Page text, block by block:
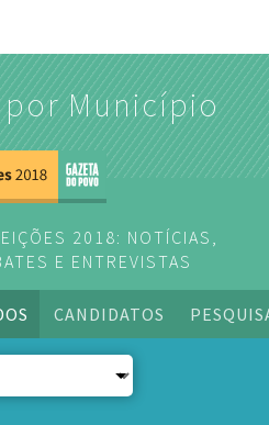
Município
2018: NOTÍCIAS,
E ENTREVISTAS
CANDIDATOS